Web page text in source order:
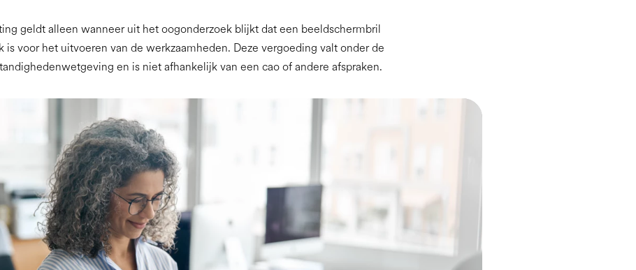
geldt alleen wanneer uit het oogonderzoek blijkt dat een beeldschermbril
is voor het uitvoeren van de werkzaamheden. Deze vergoeding valt onder de
en is niet afhankelijk van een cao of andere afspraken.